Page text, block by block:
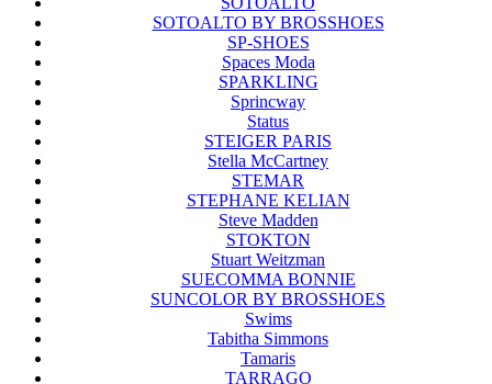
SOTOALTO BY BROSSHOES
SP-SHOES
Spaces Moda
SPARKLING
Sprincway
Status
STEIGER PARIS
Stella McCartney
STEMAR
STEPHANE KELIAN
Steve Madden
STOKTON
Stuart Weitzman
SUECOMMA BONNIE
SUNCOLOR BY BROSSHOES
Swims
Tabitha Simmons
Tamaris
TARRAGO